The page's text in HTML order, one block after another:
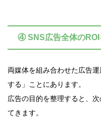
④ SNS広告全体のROI
両媒体を組み合わせた広告
する」ことにあります。
広告の目的を整理すると、
てきます。